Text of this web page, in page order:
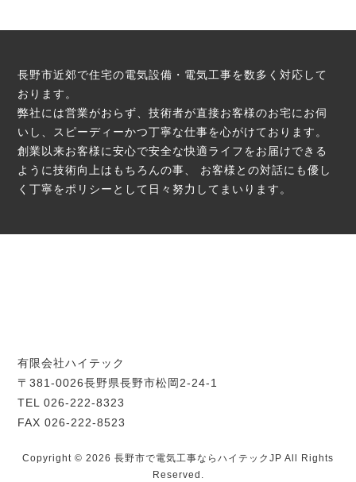
長野市近郊で住宅の電気設備・電気工事を数多く対応して
おります。
弊社には営業がおらず、技術者が直接お客様のお宅にお伺
いし、スピーディーかつ丁寧な仕事を心がけております。
創業以来お客様に安心で安全な快適ライフをお届けできる
ように技術向上はもちろんの事、
お客様との対話にも優し
く丁寧をポリシーとして日々努力してまいります。
有限会社ハイテック
〒381-0026長野県長野市松岡2-24-1
TEL 026-222-8323
FAX 026-222-8523
Copyright © 2026 長野市で電気工事ならハイテックJP All Rights
Reserved.